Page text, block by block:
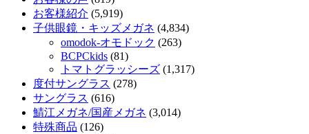
お客様紹介 (5,919)
子供眼鏡・キッズメガネ (4,834)
omodok-オモドック (263)
BCPCkids (81)
トマトグラッシーズ (1,317)
度付サングラス (278)
サングラス (616)
鯖江メガネ/国産メガネ (3,014)
特殊商品 (126)